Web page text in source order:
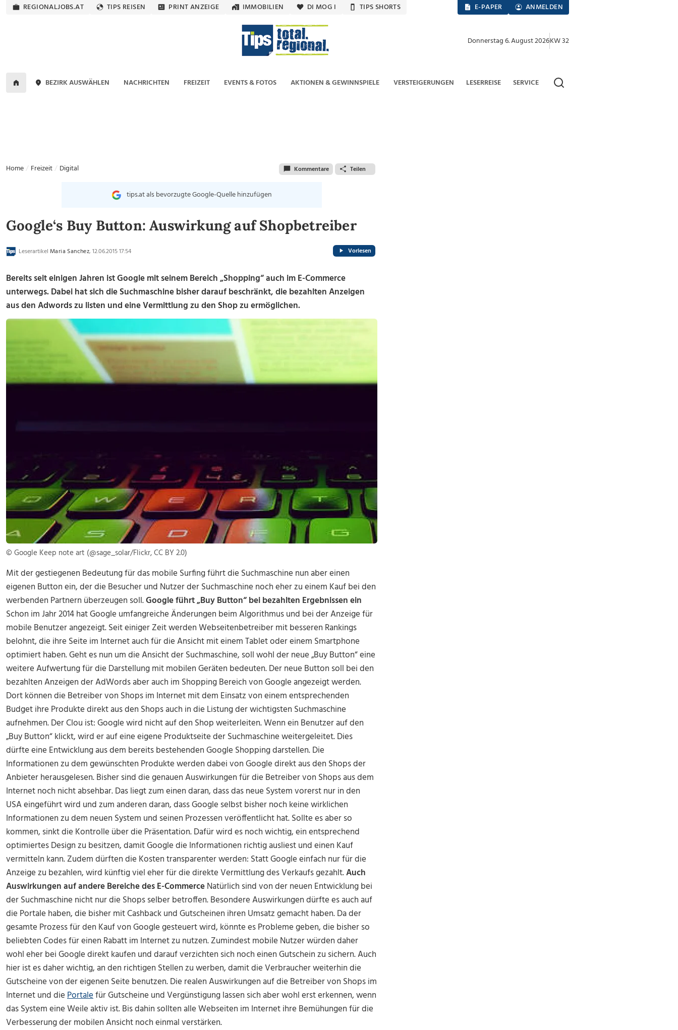
REGIONALJOBS.AT TIPS REISEN PRINT ANZEIGE IMMOBILIEN DI MOG I TIPS SHORTS E-PAPER ANMELDEN
Donnerstag 6. August 2026KW 32
BEZIRK AUSWÄHLEN NACHRICHTEN FREIZEIT EVENTS & FOTOS AKTIONEN & GEWINNSPIELE VERSTEIGERUNGEN LESERREISE SERVICE
Home Freizeit Digital Kommentare Teilen
tips.at als bevorzugte Google-Quelle hinzufügen
Google‘s Buy Button: Auswirkung auf Shopbetreiber
Leserartikel Maria Sanchez, 12.06.2015 17:54 Vorlesen
Bereits seit einigen Jahren ist Google mit seinem Bereich „Shopping“ auch im E-Commerce
unterwegs. Dabei hat sich die Suchmaschine bisher darauf beschränkt, die bezahlten Anzeigen
aus den Adwords zu listen und eine Vermittlung zu den Shop zu ermöglichen.
© Google Keep note art (@sage_solar/Flickr, CC BY 2.0)
Mit der gestiegenen Bedeutung für das mobile Surfing führt die Suchmaschine nun aber einen
eigenen Button ein, der die Besucher und Nutzer der Suchmaschine noch eher zu einem Kauf bei den
werbenden Partnern überzeugen soll.Google führt „Buy Button“ bei bezahlten Ergebnissen ein
Schon im Jahr 2014 hat Google umfangreiche Änderungen beim Algorithmus und bei der Anzeige für
mobile Benutzer angezeigt. Seit einiger Zeit werden Webseitenbetreiber mit besseren Rankings
belohnt, die ihre Seite im Internet auch für die Ansicht mit einem Tablet oder einem Smartphone
optimiert haben. Geht es nun um die Ansicht der Suchmaschine, soll wohl der neue „Buy Button“ eine
weitere Aufwertung für die Darstellung mit mobilen Geräten bedeuten. Der neue Button soll bei den
bezahlten Anzeigen der AdWords aber auch im Shopping Bereich von Google angezeigt werden.
Dort können die Betreiber von Shops im Internet mit dem Einsatz von einem entsprechenden
Budget ihre Produkte direkt aus den Shops auch in die Listung der wichtigsten Suchmaschine
aufnehmen. Der Clou ist: Google wird nicht auf den Shop weiterleiten. Wenn ein Benutzer auf den
„Buy Button“ klickt, wird er auf eine eigene Produktseite der Suchmaschine weitergeleitet. Dies
dürfte eine Entwicklung aus dem bereits bestehenden Google Shopping darstellen. Die
Informationen zu dem gewünschten Produkte werden dabei von Google direkt aus den Shops der
Anbieter herausgelesen. Bisher sind die genauen Auswirkungen für die Betreiber von Shops aus dem
Internet noch nicht absehbar. Das liegt zum einen daran, dass das neue System vorerst nur in den
USA eingeführt wird und zum anderen daran, dass Google selbst bisher noch keine wirklichen
Informationen zu dem neuen System und seinen Prozessen veröffentlicht hat. Sollte es aber so
kommen, sinkt die Kontrolle über die Präsentation. Dafür wird es noch wichtig, ein entsprechend
optimiertes Design zu besitzen, damit Google die Informationen richtig ausliest und einen Kauf
vermitteln kann. Zudem dürften die Kosten transparenter werden: Statt Google einfach nur für die
Anzeige zu bezahlen, wird künftig viel eher für die direkte Vermittlung des Verkaufs gezahlt.Auch
Auswirkungen auf andere Bereiche des E-CommerceNatürlich sind von der neuen Entwicklung bei
der Suchmaschine nicht nur die Shops selber betroffen. Besondere Auswirkungen dürfte es auch auf
die Portale haben, die bisher mit Cashback und Gutscheinen ihren Umsatz gemacht haben. Da der
gesamte Prozess für den Kauf von Google gesteuert wird, könnte es Probleme geben, die bisher so
beliebten Codes für einen Rabatt im Internet zu nutzen. Zumindest mobile Nutzer würden daher
wohl eher bei Google direkt kaufen und darauf verzichten sich noch einen Gutschein zu sichern. Auch
hier ist es daher wichtig, an den richtigen Stellen zu werben, damit die Verbraucher weiterhin die
Gutscheine von der eigenen Seite benutzen. Die realen Auswirkungen auf die Betreiber von Shops im
Internet und diePortalefür Gutscheine und Vergünstigung lassen sich aber wohl erst erkennen, wenn
das System eine Weile aktiv ist. Bis dahin sollten alle Webseiten im Internet ihre Bemühungen für die
Verbesserung der mobilen Ansicht noch einmal verstärken.